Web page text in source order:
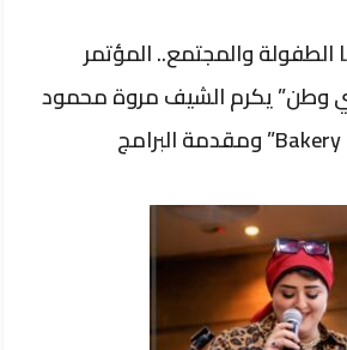
والمجتمع.. المؤتمر
وطن” يكرم الشيف مروة محمود